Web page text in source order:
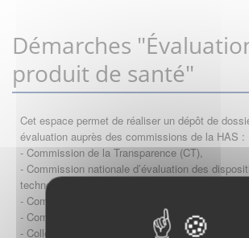
Démarches
produit de santé"
Cet espace permet de réaliser un dépôt de
évaluation auprès des commissions de la HAS :
- Commission de la Transparence (CT),
- Commission nationale d’évaluation des
technologies de santé (CNEDiMTS),
- Commission d'évaluation économique et de
- Commission technique des vaccinations (CTV)
- Collège HAS (Forfait innovation : DM, DM-DIV,